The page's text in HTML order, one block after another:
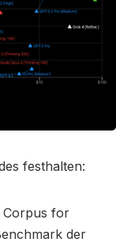
festhalten:
Corpus for
der